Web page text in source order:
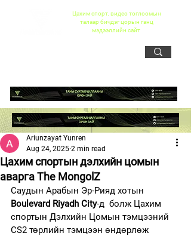
Цахим спорт, видео тоглоомын
талаар бичдэг цорын ганц
мэдээллийн сайт
Цахим спортын дэлхийн цомын
аварга The MongolZ
Ariunzayat Yunren
Aug 24, 2025 2 min read
Саудын Арабын Эр-Рияд хотын
Boulevard Riyadh City-д  болж Цахим
спортын Дэлхийн Цомын тэмцээний
CS2 төрлийн тэмцээн өндөрлөж